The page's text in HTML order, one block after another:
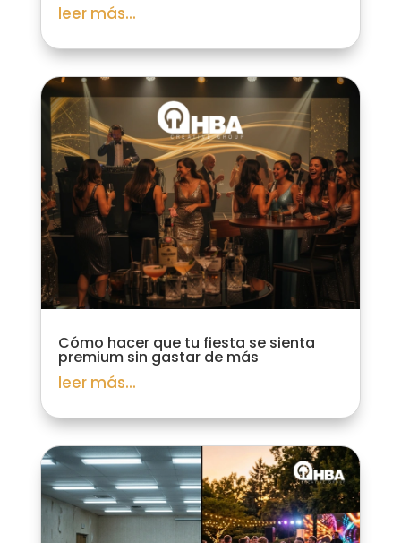
leer más...
Cómo hacer que tu fiesta se sienta
premium sin gastar de más
leer más...